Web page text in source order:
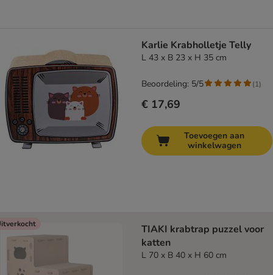
Karlie Krabholletje Telly
L 43 x B 23 x H 35 cm
€ 17,69
Beoordeling: 5/5 (1)
Toevoegen aan
winkelwagen
TIAKI krabtrap puzzel voor
katten
L 70 x B 40 x H 60 cm